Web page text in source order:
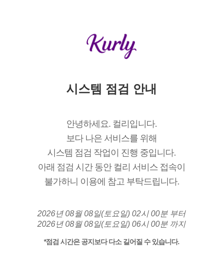
시스템 점검 안내
안녕하세요. 컬리입니다.
보다 나은 서비스를 위해
시스템 점검 작업이 진행 중입니다.
아래 점검 시간 동안 컬리 서비스 접속이
불가하니 이용에 참고 부탁드립니다.
2026년 08월 08일(토요일) 02시 00분 부터
2026년 08월 08일(토요일) 06시 00분 까지
*점검 시간은 공지보다 다소 길어질 수 있습니다.